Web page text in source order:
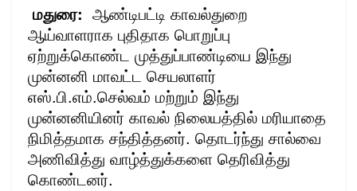
மதுரை: ஆண்டிபட்டி காவல்துறை
ஆய்வாளராக புதிதாக பொறுப்பு
ஏற்றுக்கொண்ட முத்துப்பாண்டியை இந்து
முன்னனி மாவட்ட செயலாளர்
எஸ்.பி.எம்.செல்வம் மற்றும் இந்து
முன்னனியினர் காவல் நிலையத்தில் மரியாதை
நிமித்தமாக சந்தித்தனர். தொடர்ந்து சால்வை
அணிவித்து வாழ்த்துக்களை தெரிவித்து
கொண்டனர்.